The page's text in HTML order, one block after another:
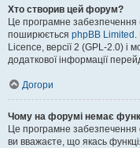
Хто створив цей форум?
Це програмне забезпечення
поширюється phpBB Limited .
Licence, версії 2 (GPL-2.0)
додаткової інформації
Догори
Чому на форумі немає
Це програмне забезпечення
ви вважаєте, що якась